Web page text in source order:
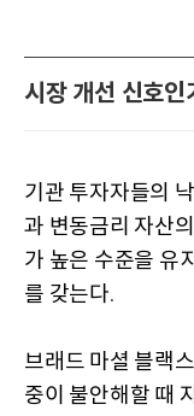
시장 개선 신호인
기관 투자자들의
과 변동금리 자산
가 높은 수준을 유
를 갖는다.
브래드 마셜 블랙
중이 불안해할 때